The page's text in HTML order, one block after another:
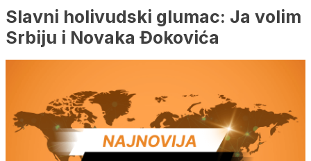
Slavni holivudski glumac: Ja volim
Srbiju i Novaka Đokovića